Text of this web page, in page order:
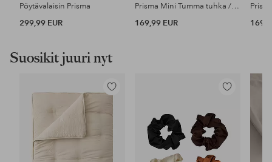
Pöytävalaisin Prisma
299,99 EUR
Prisma Mini Tumma tuhka / Luonnollinen
169,99 EUR
Suosikit juuri nyt
Lisää
Lisää